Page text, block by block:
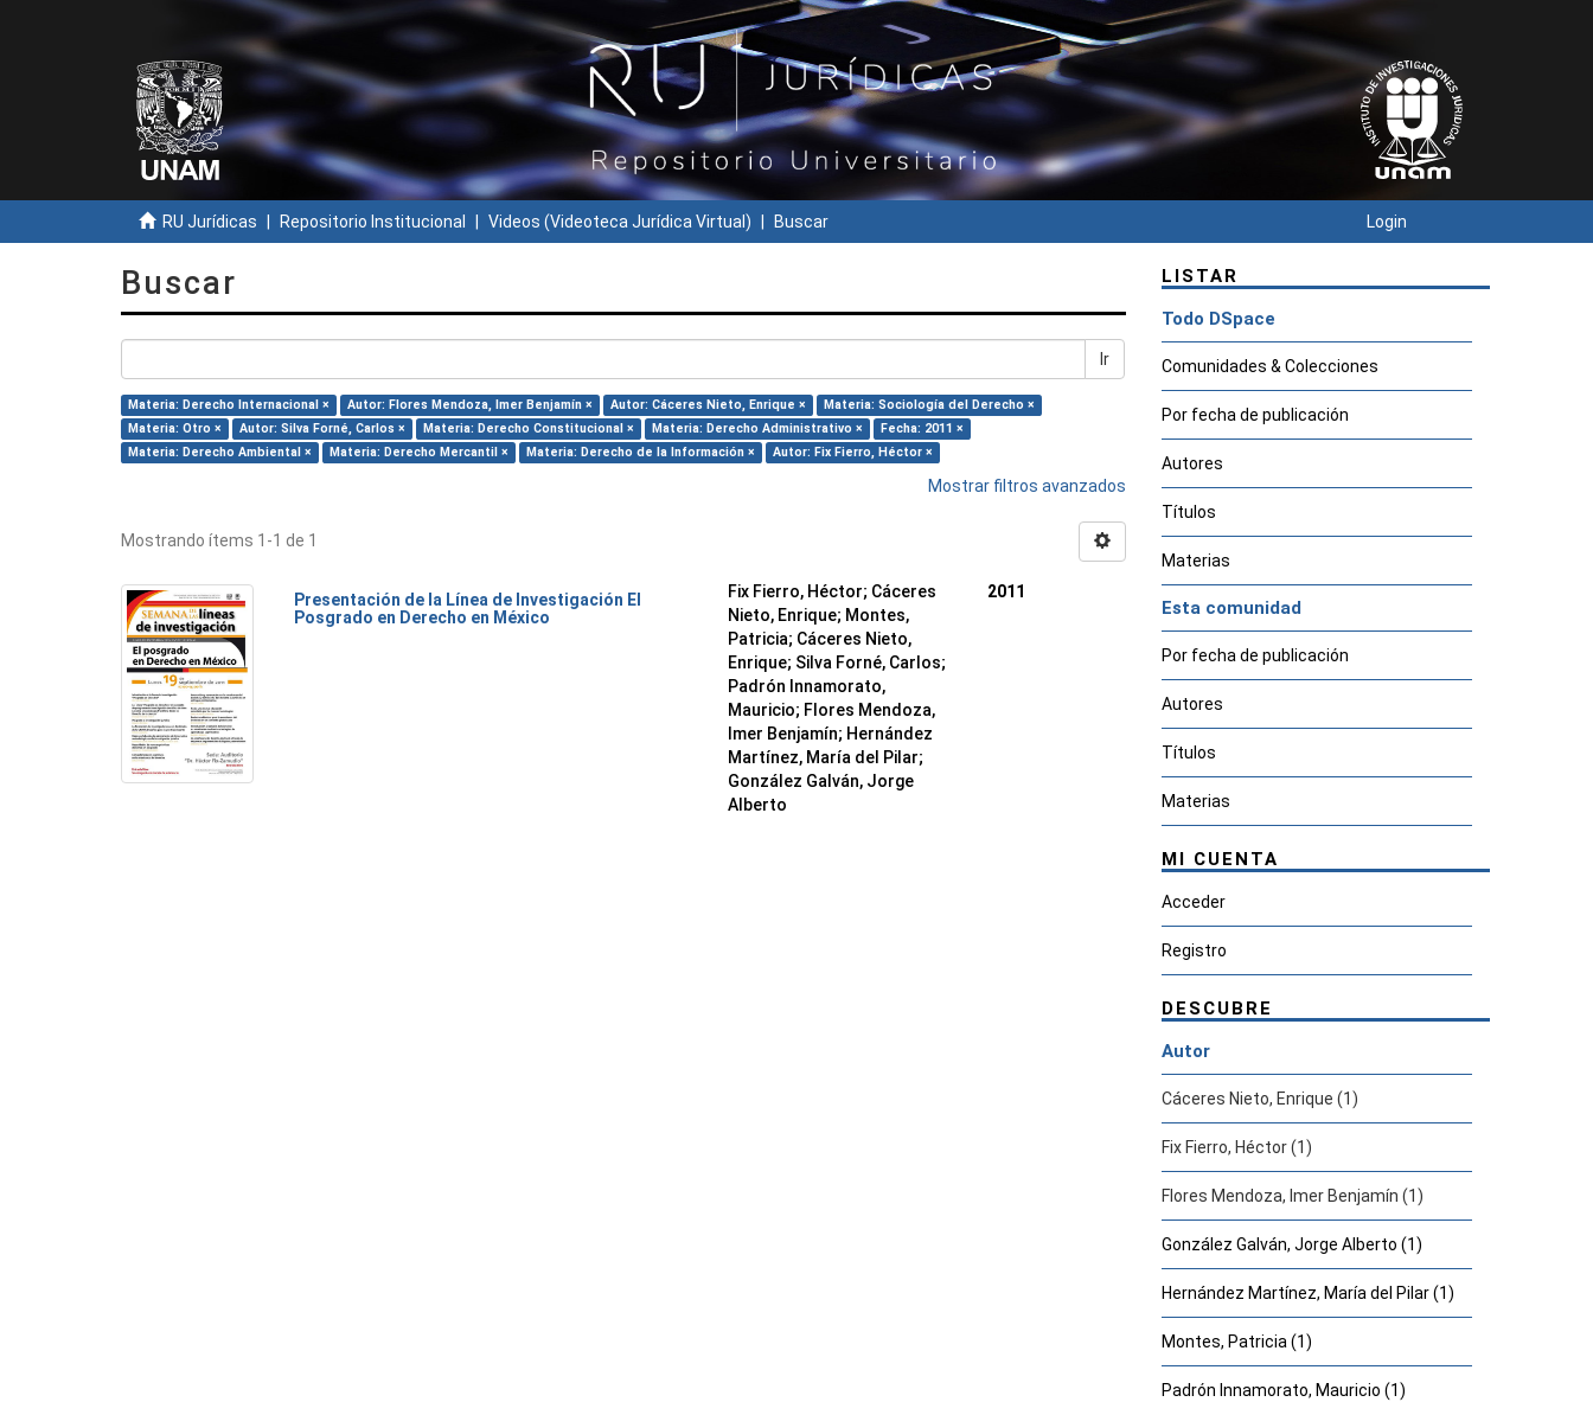
RU Jurídicas Repositorio Institucional Videos (Videoteca Jurídica Virtual) Buscar Login
Buscar
Ir
Materia: Derecho Internacional × Autor: Flores Mendoza, Imer Benjamín × Autor: Cáceres Nieto, Enrique ×
Materia: Sociología del Derecho ×
Materia: Otro ×
Autor: Silva Forné, Carlos × Materia: Derecho Constitucional × Materia: Derecho Administrativo ×
Fecha: 2011 ×
Materia: Derecho Ambiental ×
Materia: Derecho Mercantil × Materia: Derecho de la Información × Autor: Fix Fierro, Héctor ×
Mostrar filtros avanzados
Mostrando ítems 1-1 de 1
Presentación de la Línea de Investigación El
Posgrado en Derecho en México
Fix Fierro, Héctor; Cáceres
Nieto, Enrique; Montes,
Patricia; Cáceres Nieto,
Enrique; Silva Forné, Carlos;
Padrón Innamorato,
Mauricio; Flores Mendoza,
Imer Benjamín; Hernández
Martínez, María del Pilar;
González Galván, Jorge
Alberto
2011
LISTAR
Todo DSpace
Comunidades & Colecciones
Por fecha de publicación
Autores
Títulos
Materias
Esta comunidad
Por fecha de publicación
Autores
Títulos
Materias
MI CUENTA
Acceder
Registro
DESCUBRE
Autor
Cáceres Nieto, Enrique (1)
Fix Fierro, Héctor (1)
Flores Mendoza, Imer Benjamín (1)
González Galván, Jorge Alberto (1)
Hernández Martínez, María del Pilar (1)
Montes, Patricia (1)
Padrón Innamorato, Mauricio (1)